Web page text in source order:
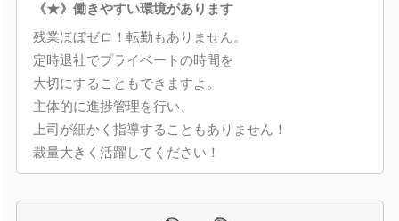
《★》働きやすい環境があります
残業ほぼゼロ！転勤もありません。
定時退社でプライベートの時間を
大切にすることもできますよ。
主体的に進捗管理を行い、
上司が細かく指導することもありません！
裁量大きく活躍してください！